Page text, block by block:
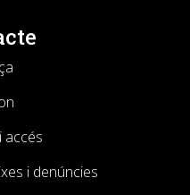
accés
i denúncies